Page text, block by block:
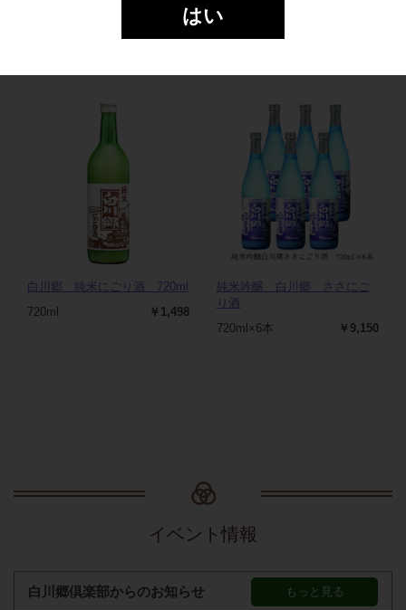
はい無料】
白川郷 純米にごり酒 720ml
720ml
￥1,498
純米吟醸 白川郷 ささにご
り酒
720ml×6本
￥9,150
イベント情報
白川郷倶楽部からのお知らせ もっと見る